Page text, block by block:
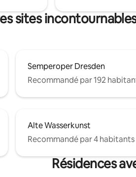
bois.
sites
Semperoper Dresden
Recommandé par 192
Alte Wasserkunst
Recommandé par 4 habitants
Résidences